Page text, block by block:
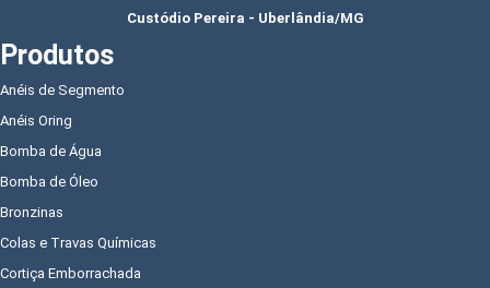
Custódio Pereira - Uberlândia/MG
Produtos
Anéis de Segmento
Anéis Oring
Bomba de Água
Bomba de Óleo
Bronzinas
Colas e Travas Químicas
Cortiça Emborrachada